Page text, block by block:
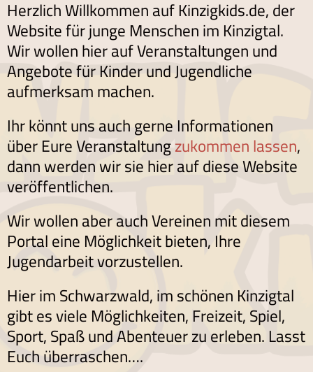
Herzlich Willkommen auf Kinzigkids.de, der
Website für junge Menschen im Kinzigtal.
Wir wollen hier auf Veranstaltungen und
Angebote für Kinder und Jugendliche
aufmerksam machen.
Ihr könnt uns auch gerne Informationen
über Eure Veranstaltungzukommen lassen,
dann werden wir sie hier auf diese Website
veröffentlichen.
Wir wollen aber auch Vereinen mit diesem
Portal eine Möglichkeit bieten, Ihre
Jugendarbeit vorzustellen.
Hier im Schwarzwald, im schönen Kinzigtal
gibt es viele Möglichkeiten, Freizeit, Spiel,
Sport, Spaß und Abenteuer zu erleben. Lasst
Euch überraschen….